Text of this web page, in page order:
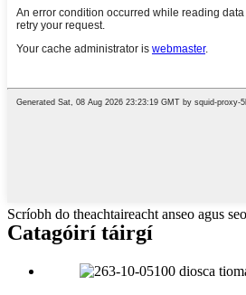
Scríobh do theachtaireacht anseo agus
Catagóirí táirgí